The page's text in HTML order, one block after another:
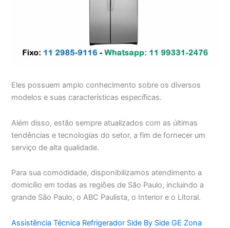
Eles possuem amplo conhecimento sobre os diversos
modelos e suas características específicas.
Além disso, estão sempre atualizados com as últimas
tendências e tecnologias do setor, a fim de fornecer um
serviço de alta qualidade.
Para sua comodidade, disponibilizamos atendimento a
domicílio em todas as regiões de São Paulo, incluindo a
grande São Paulo, o ABC Paulista, o Interior e o Litoral.
Assistência Técnica Refrigerador Side By Side GE Zona